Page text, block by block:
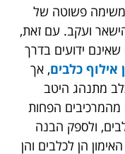
פשוטה של
ועקב. עם זאת,
ידועים בדרך
אילוף כלבים, אך
מתנהג היטב
הפחות
ולספק הבנה
הן לכלבים והן